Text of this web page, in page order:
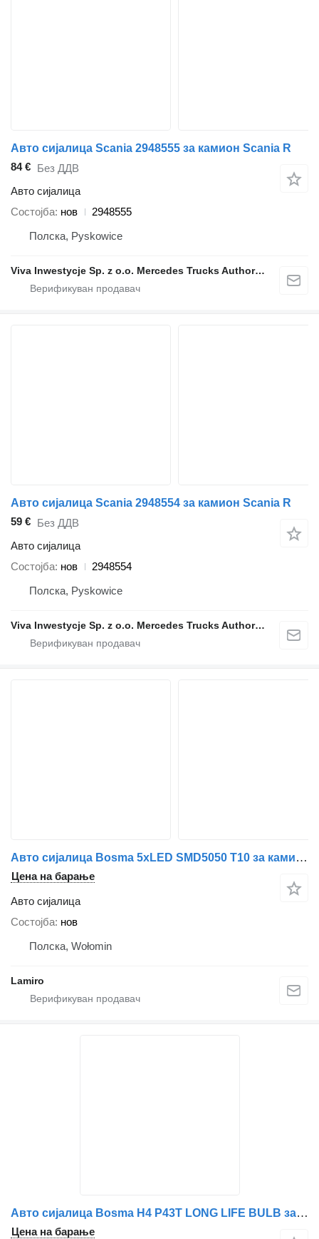
Авто сијалица Scania 2948555 за камион Scania R
84 € Без ДДВ
Авто сијалица
Состојба нов
2948555
Полска, Pyskowice
Viva Inwestycje Sp. z o.o. Mercedes Trucks Authorised Service Partner
Авто сијалица Scania 2948554 за камион Scania R
59 € Без ДДВ
Авто сијалица
Состојба нов
2948554
Полска, Pyskowice
Viva Inwestycje Sp. z o.o. Mercedes Trucks Authorised Service Partner
Авто сијалица Bosma 5xLED SMD5050 T10 за камион
Цена на барање
Авто сијалица
Состојба нов
Полска, Wołomin
Lamiro
Авто сијалица Bosma H4 P43T LONG LIFE BULB за камион
Цена на барање